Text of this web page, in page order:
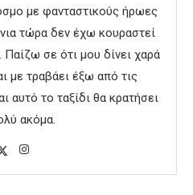
με φανταστικούς ήρωες
τώρα δεν έχω κουραστεί
Παίζω σε ότι μου δίνει χαρά
με τραβάει έξω από τις
αυτό το ταξίδι θα κρατήσει
ακόμα.